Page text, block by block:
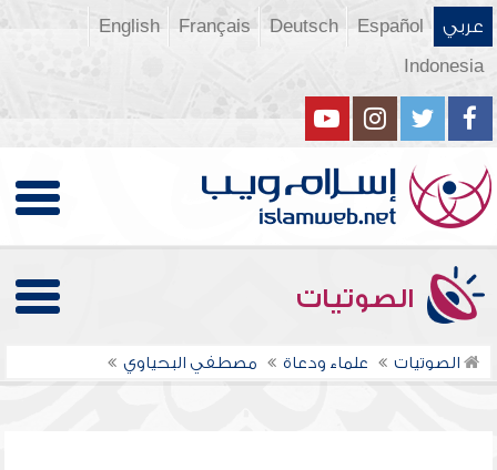
عربي Español
Deutsch
Français
English
Indonesia
الصوتيات
الصوتيات علماء ودعاة مصطفي البحياوي